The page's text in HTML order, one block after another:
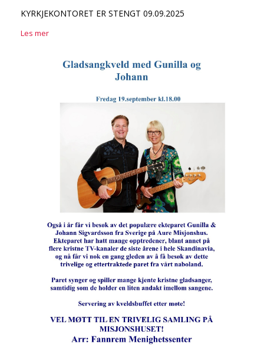
KYRKJEKONTORET ER STENGT 09.09.2025
Les mer